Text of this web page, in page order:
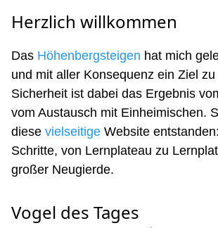
Herzlich willkommen
Das Höhenbergsteigen hat mich
und mit aller Konsequenz ein Ziel
Sicherheit ist dabei das Ergebnis
vom Austausch mit Einheimischen.
diese vielseitige Website
Schritte, von Lernplateau zu
großer Neugierde.
Vogel des Tages